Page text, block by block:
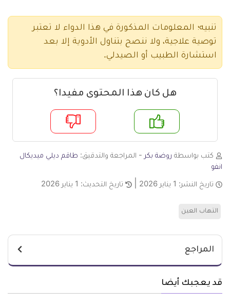
تنبيه؛ المعلومات المذكورة في هذا الدواء لا تعتبر
توصية علاجية، ولا ننصح بتناول الأدوية إلا بعد
استشارة الطبيب أو الصيدلي.
هل كان هذا المحتوى مفيدا؟
لا
كتب بواسطة روضة بكر - المراجعة والتدقيق: طاقم ديلي ميديكال
انفو
تاريخ النشر: 1 يناير 2026 تاريخ التحديث: 1 يناير 2026
التهاب العين
المراجع
قد يعجبك أيضا